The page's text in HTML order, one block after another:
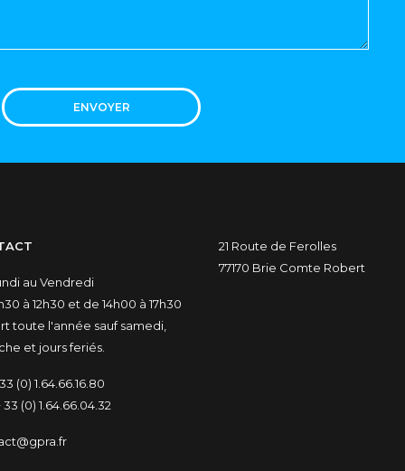
ENVOYER
au Vendredi
à 12h30 et de 14h00 à 17h30
toute l'année sauf samedi,
et jours feriés.
(0) 1.64.66.16.80
33 (0) 1.64.66.04.32
21 Route de Ferolles
77170 Brie Comte Robert